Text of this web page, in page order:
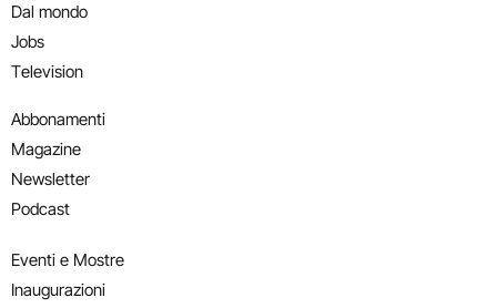
Dal mondo
Jobs
Television
Abbonamenti
Magazine
Newsletter
Podcast
Eventi e Mostre
Inaugurazioni